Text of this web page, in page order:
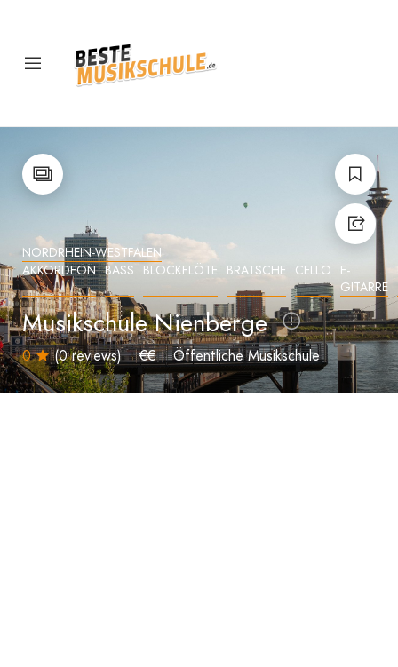
NORDRHEIN-WESTFALEN
AKKORDEON BASS BLOCKFLÖTE BRATSCHE CELLO
E-
GITARRE
Musikschule Nienberge
0 (0 reviews) €€ Öffentliche Musikschule